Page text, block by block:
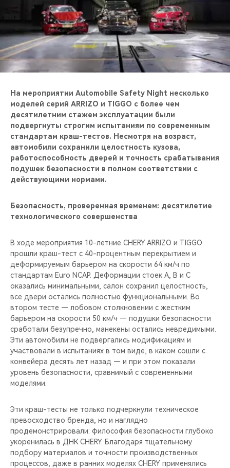
CHERY И СПОРТ
НАШИ МЕРОПРИЯТИЯ
CHERY ДЛЯ ДЕТЕЙ
На мероприятии Automobile Safety Night несколько
моделей серий ARRIZO и TIGGO с более чем
десятилетним стажем эксплуатации были
подвергнуты строгим испытаниям по современным
стандартам краш-тестов. Несмотря на возраст,
автомобили сохранили целостность кузова,
работоспособность дверей и точность срабатывания
подушек безопасности в полном соответствии с
действующими нормами.
Безопасность, проверенная временем: десятилетие
технологического совершенства
В ходе мероприятия 10-летние CHERY ARRIZO и TIGGO
прошли краш-тест с 40-процентным перекрытием и
деформируемым барьером на скорости 64 км/ч по
стандартам Euro NCAP. Деформации стоек A, B и C
оказались минимальными, салон сохранил целостность,
все двери остались полностью функциональными. Во
втором тесте — лобовом столкновении с жестким
барьером на скорости 50 км/ч — подушки безопасности
сработали безупречно, манекены остались невредимыми.
Эти автомобили не подвергались модификациям и
участвовали в испытаниях в том виде, в каком сошли с
конвейера десять лет назад — и при этом показали
уровень безопасности, сравнимый с современными
моделями.
Эти краш-тесты не только подчеркнули техническое
превосходство бренда, но и наглядно
продемонстрировали: философия безопасности глубоко
укоренилась в ДНК CHERY. Благодаря тщательному
подбору материалов и точности производственных
процессов, даже в ранних моделях CHERY применялись